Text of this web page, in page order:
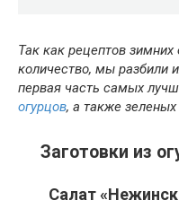
Так как рецептов
количество, мы разбили
первая часть самых
огурцов, а также
Заготовки из
Салат